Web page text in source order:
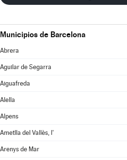
Municipios de Barcelona
Abrera
Aguilar de Segarra
Aiguafreda
Alella
Alpens
Ametlla del Vallès, l'
Arenys de Mar